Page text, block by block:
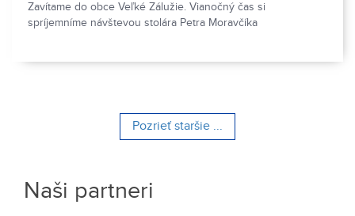
Zavítame do obce Veľké Zálužie. Vianočný čas si
spríjemníme návštevou stolára Petra Moravčíka
Pozrieť staršie ...
Naši partneri